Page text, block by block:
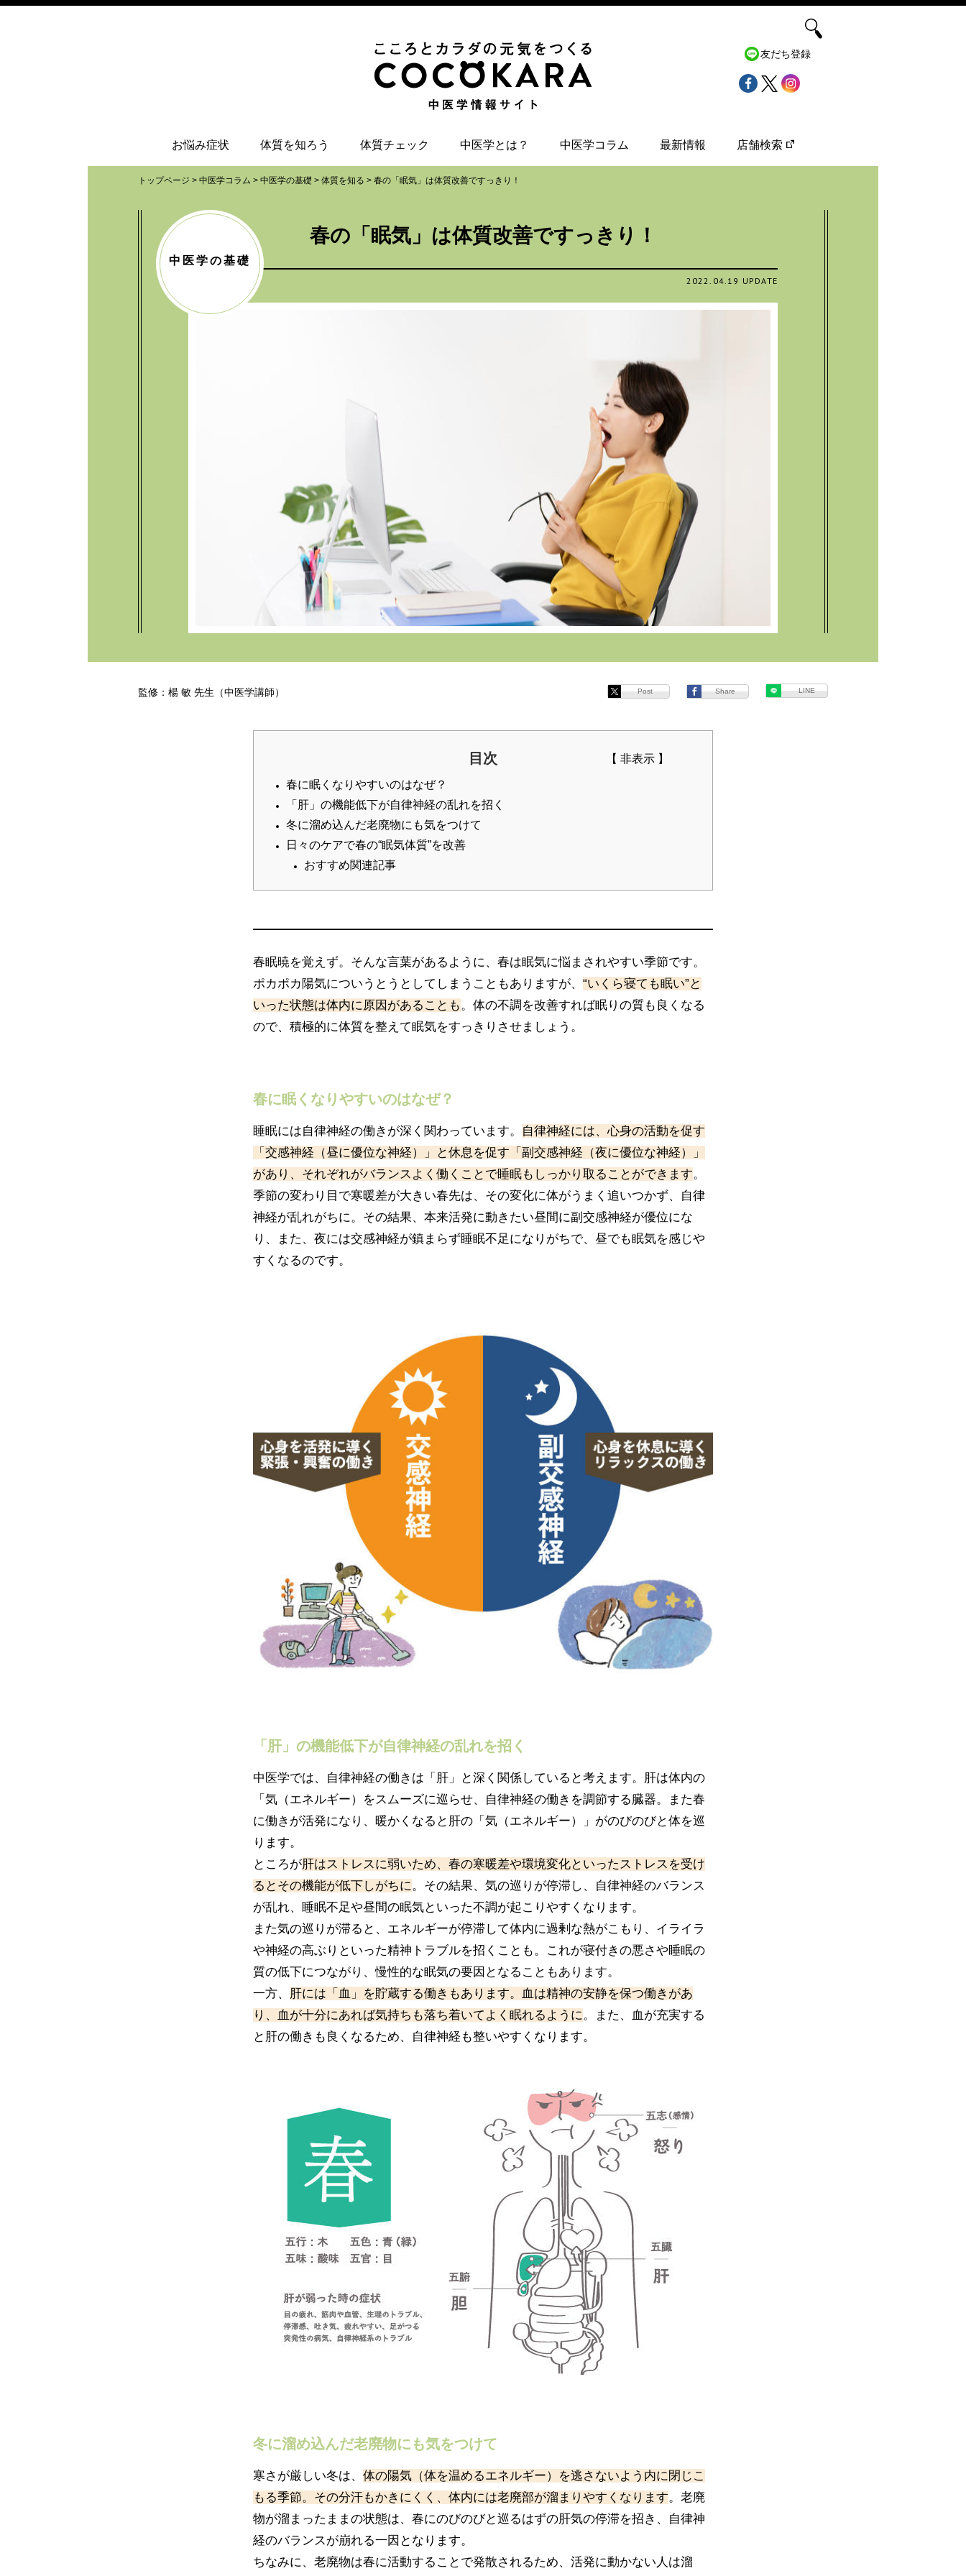
お悩み症状 体質を知ろう 体質チェック 中医学とは？ 中医学コラム 最新情報 店舗検索
友だち登録
トップページ > 中医学コラム > 中医学の基礎 > 体質を知る > 春の「眠気」は体質改善ですっきり！
中医学の基礎
春の「眠気」は体質改善ですっきり！
2022.04.19 UPDATE
監修：楊 敏 先生（中医学講師） Post Share LINE
目次
春に眠くなりやすいのはなぜ？
「肝」の機能低下が自律神経の乱れを招く
冬に溜め込んだ老廃物にも気をつけて
日々のケアで春の“眠気体質”を改善
おすすめ関連記事
春眠暁を覚えず。そんな言葉があるように、春は眠気に悩まされやすい季節です。
ポカポカ陽気についうとうとしてしまうこともありますが、 “いくら寝ても眠い”と
いった状態は体内に原因があることも。体の不調を改善すれば眠りの質も良くなる
ので、積極的に体質を整えて眠気をすっきりさせましょう。
春に眠くなりやすいのはなぜ？
睡眠には自律神経の働きが深く関わっています。
自律神経には、心身の活動を促す
「交感神経（昼に優位な神経）」と休息を促す「副交感神経 （夜に優位な神経）」
があり、それぞれがバランスよく働くことで睡眠もしっかり取ることができます。
季節の変わり目で寒暖差が大きい春先は、その変化に体がうまく追いつかず、自律
神経が乱れがちに。その結果、本来活発に動きたい昼間に副交感神経が優位にな
り、また、夜には交感神経が鎮まらず睡眠不足になりがちで、昼でも眠気を感じや
すくなるのです。
「肝」の機能低下が自律神経の乱れを招く
中医学では、自律神経の働きは「肝」と深く関係していると考えます。肝は体内の
「気（エネルギー）をスムーズに巡らせ、自律神経の働きを調節する臓器。また春
に働きが活発になり、暖かくなると肝の「気（エネルギー）」がのびのびと体を巡
ります。
ところが肝はストレスに弱いため、春の寒暖差や環境変化といったストレスを受け
るとその機能が低下しがちに。その結果、気の巡りが停滞し、自律神経のバランス
が乱れ、睡眠不足や昼間の眠気といった不調が起こりやすくなります。
また気の巡りが滞ると、エネルギーが停滞して体内に過剰な熱がこもり、イライラ
や神経の高ぶりといった精神トラブルを招くことも。これが寝付きの悪さや睡眠の
質の低下につながり、慢性的な眠気の要因となることもあります。
一方、 肝には「血」を貯蔵する働きもあります。血は精神の安静を保つ働きがあ
り、血が十分にあれば気持ちも落ち着いてよく眠れるように。また、血が充実する
と肝の働きも良くなるため、自律神経も整いやすくなります。
冬に溜め込んだ老廃物にも気をつけて
寒さが厳しい冬は、 体の陽気（体を温めるエネルギー）を逃さないよう内に閉じこ
もる季節。その分汗もかきにくく、体内には老廃部が溜まりやすくなります。老廃
物が溜まったままの状態は、春にのびのびと巡るはずの肝気の停滞を招き、自律神
経のバランスが崩れる一因となります。
ちなみに、老廃物は春に活動することで発散されるため、活発に動かない人は溜